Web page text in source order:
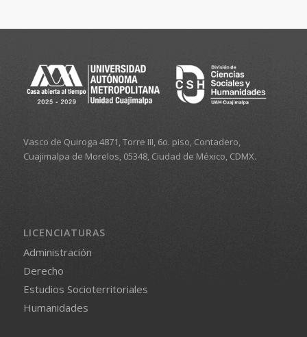
Vasco de Quiroga 4871, Torre III, 6o. piso, Contadero,
Cuajimalpa de Morelos, 05348, Ciudad de México, CDMX.
LICENCIATURAS
Administración
Derecho
Estudios Socioterritoriales
Humanidades